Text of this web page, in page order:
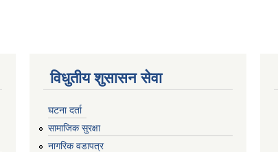
विधुतीय शुसासन सेवा
घटना दर्ता
सामाजिक सुरक्षा
नागरिक वडापत्र